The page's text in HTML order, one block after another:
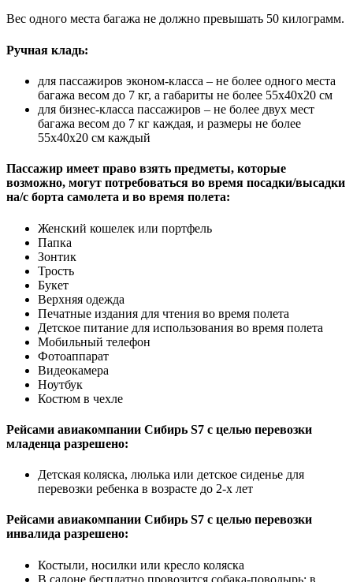
Вес одного места багажа не должно превышать 50 килограмм.
Ручная кладь:
для пассажиров эконом-класса – не более одного места
багажа весом до 7 кг, а габариты не более 55х40х20 см
для бизнес-класса пассажиров – не более двух мест
багажа весом до 7 кг каждая, и размеры не более
55х40х20 см каждый
Пассажир имеет право взять предметы, которые
возможно, могут потребоваться во время посадки/высадки
на/с борта самолета и во время полета:
Женский кошелек или портфель
Папка
Зонтик
Трость
Букет
Верхняя одежда
Печатные издания для чтения во время полета
Детское питание для использования во время полета
Мобильный телефон
Фотоаппарат
Видеокамера
Ноутбук
Костюм в чехле
Рейсами авиакомпании Сибирь S7 с целью перевозки
младенца разрешено:
Детская коляска, люлька или детское сиденье для
перевозки ребенка в возрасте до 2-х лет
Рейсами авиакомпании Сибирь S7 с целью перевозки
инвалида разрешено:
Костыли, носилки или кресло коляска
В салоне бесплатно провозится собака-поводырь: в